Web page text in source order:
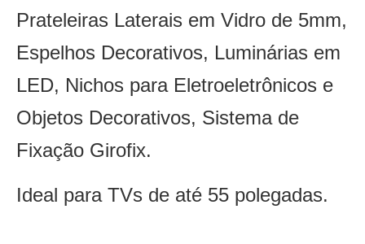
Prateleiras Laterais em Vidro de 5mm,
Espelhos Decorativos, Luminárias em
LED, Nichos para Eletroeletrônicos e
Objetos Decorativos, Sistema de
Fixação Girofix.
Ideal para TVs de até 55 polegadas.